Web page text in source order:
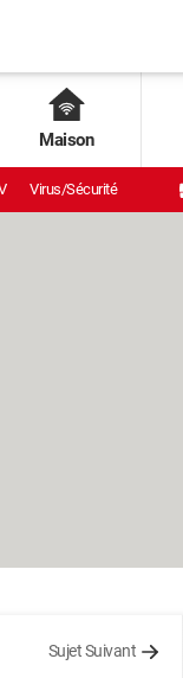
Maison
Virus/Sécurité
Sujet Suivant